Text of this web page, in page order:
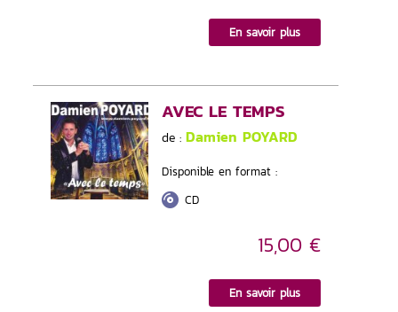
En savoir plus
AVEC LE TEMPS
de : Damien POYARD
Disponible en format :
CD
15,00 €
En savoir plus